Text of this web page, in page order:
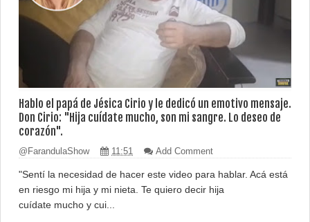
Hablo el papá de Jésica Cirio y le dedicó un emotivo mensaje.
Don Cirio: "Hija cuídate mucho, son mi sangre. Lo deseo de
corazón".
@FarandulaShow 11:51 Add Comment
"Sentí la necesidad de hacer este video para hablar. Acá está
en riesgo mi hija y mi nieta. Te quiero decir hija
cuídate mucho y cui...